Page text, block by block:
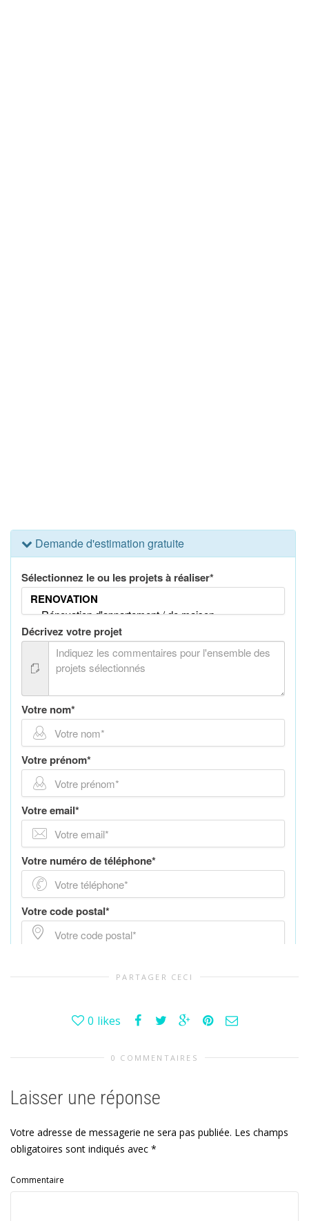
PARTAGER CECI
0 likes
0 COMMENTAIRES
Laisser une réponse
Votre adresse de messagerie ne sera pas publiée. Les champs
obligatoires sont indiqués avec *
Commentaire